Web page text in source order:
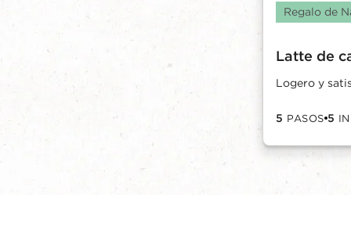
Regalo de
Latte de
Logero y
5 PASOS 5